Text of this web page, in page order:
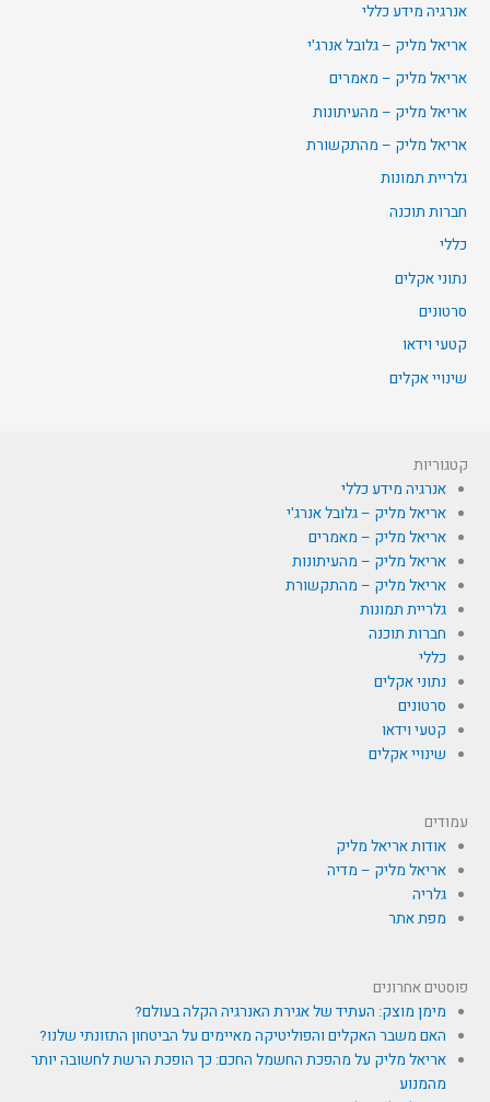
אנרגיה מידע כללי
אריאל מליק – גלובל אנרג'י
אריאל מליק – מאמרים
אריאל מליק – מהעיתונות
אריאל מליק – מהתקשורת
גלריית תמונות
חברות תוכנה
כללי
נתוני אקלים
סרטונים
קטעי וידאו
שינויי אקלים
קטגוריות
אנרגיה מידע כללי
אריאל מליק – גלובל אנרג'י
אריאל מליק – מאמרים
אריאל מליק – מהעיתונות
אריאל מליק – מהתקשורת
גלריית תמונות
חברות תוכנה
כללי
נתוני אקלים
סרטונים
קטעי וידאו
שינויי אקלים
עמודים
אודות אריאל מליק
אריאל מליק – מדיה
גלריה
מפת אתר
פוסטים אחרונים
מימן מוצק: העתיד של אגירת האנרגיה הקלה בעולם?
האם משבר האקלים והפוליטיקה מאיימים על הביטחון התזונתי שלנו?
אריאל מליק על מהפכת החשמל החכם: כך הופכת הרשת לחשובה יותר
מהמנוע